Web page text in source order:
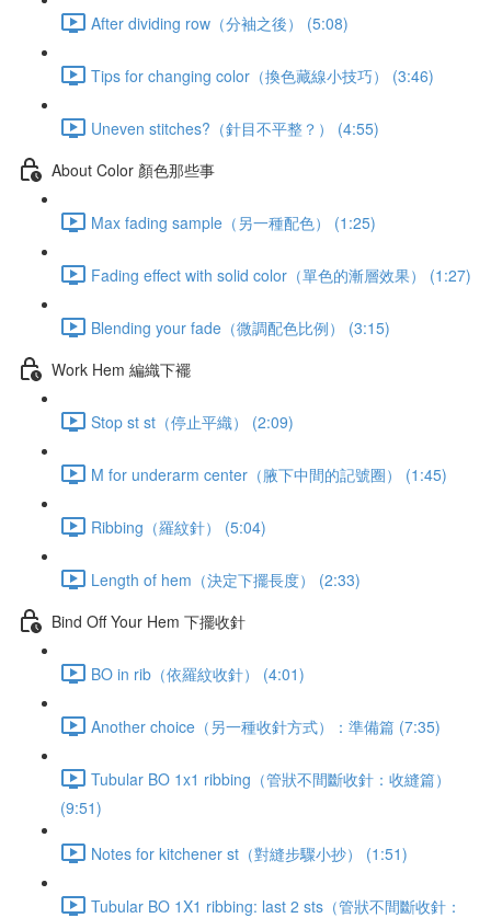
After dividing row（分袖之後） (5:08)
Tips for changing color（換色藏線小技巧） (3:46)
Uneven stitches?（針目不平整？） (4:55)
About Color 顏色那些事
Max fading sample（另一種配色） (1:25)
Fading effect with solid color（單色的漸層效果） (1:27)
Blending your fade（微調配色比例） (3:15)
Work Hem 編織下襬
Stop st st（停止平織） (2:09)
M for underarm center（腋下中間的記號圈） (1:45)
Ribbing（羅紋針） (5:04)
Length of hem（決定下擺長度） (2:33)
Bind Off Your Hem 下擺收針
BO in rib（依羅紋收針） (4:01)
Another choice（另一種收針方式）：準備篇 (7:35)
Tubular BO 1x1 ribbing（管狀不間斷收針：收縫篇）
(9:51)
Notes for kitchener st（對縫步驟小抄） (1:51)
Tubular BO 1X1 ribbing: last 2 sts（管狀不間斷收針：